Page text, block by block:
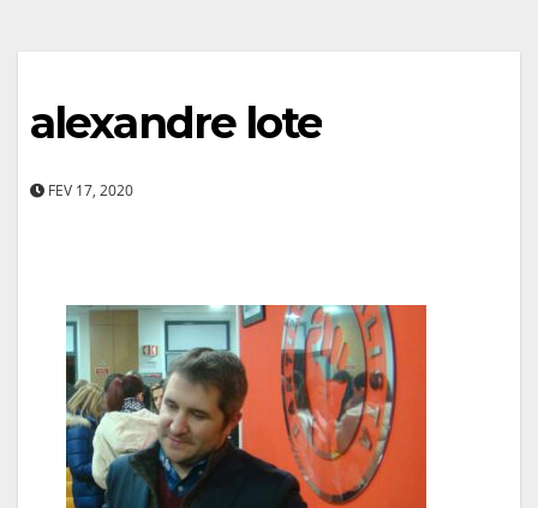
alexandre lote
FEV 17, 2020